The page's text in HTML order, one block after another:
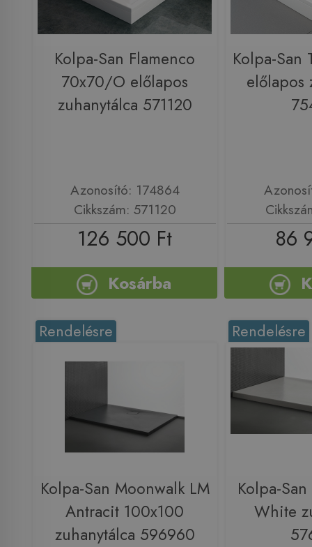
Kolpa-San Flamenco
70x70/O előlapos
zuhanytálca 571120
Azonosító: 174864
Cikkszám: 571120
126 500 Ft
Kosárba
Kolpa-
előlapos
86
Rendelésre
Kolpa-San Moonwalk LM
Antracit 100x100
zuhanytálca 596960
Rendelésre
Kolpa-
White